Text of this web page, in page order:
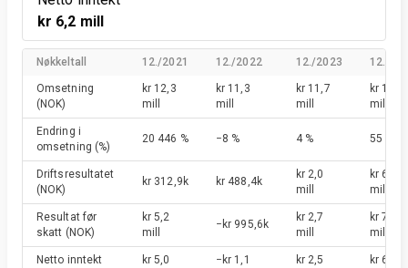
kr 6,2 mill
Nøkkeltall 12./2021 12./2022 12./2023 12./
Omsetning
(NOK)
kr 12,3
mill
kr 11,3
mill
kr 11,7
mill
kr 18,1
mill
Endring i
omsetning (%)
20 446 % −8 % 4 % 55 %
Driftsresultatet
(NOK)
kr 312,9k kr 488,4k
kr 2,0
mill
kr 6,2
mill
Resultat før
skatt (NOK)
kr 5,2
mill
−kr 995,6k
kr 2,7
mill
kr 7,3
mill
Netto inntekt
kr 5,0
−kr 1,1
kr 2,5
kr 6,2